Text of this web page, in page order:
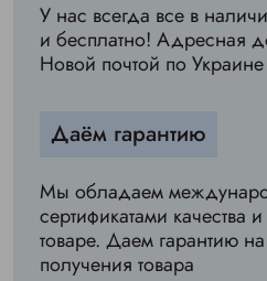
У нас всегда все в
и бесплатно! Адресная
Новой почтой по Украине
Даём гарантию
Мы обладаем
сертификатами качества
товаре. Даем гарантию
получения товара